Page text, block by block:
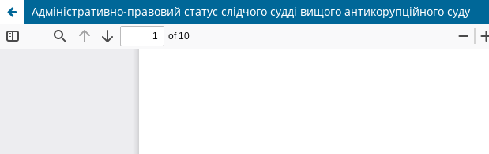
Адміністративно-правовий статус слідчого судді вищого антикорупційного суду